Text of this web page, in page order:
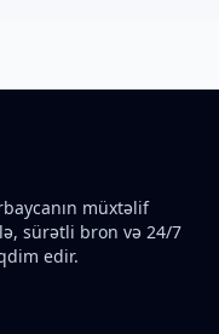
müxtəlif
sürətli bron və 24/7
edir.